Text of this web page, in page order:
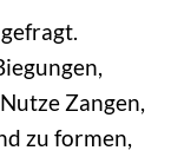
Zangen,
zu formen,